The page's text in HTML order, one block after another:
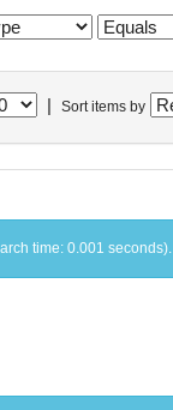
Sort items by
time: 0.001 seconds).